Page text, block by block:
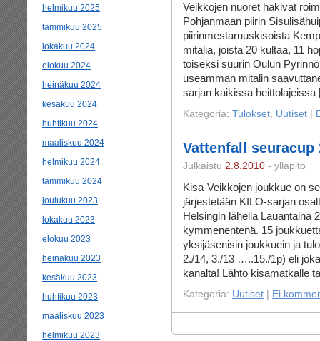
helmikuu 2025
tammikuu 2025
lokakuu 2024
elokuu 2024
heinäkuu 2024
kesäkuu 2024
huhtikuu 2024
maaliskuu 2024
helmikuu 2024
tammikuu 2024
joulukuu 2023
lokakuu 2023
elokuu 2023
heinäkuu 2023
kesäkuu 2023
huhtikuu 2023
maaliskuu 2023
helmikuu 2023
Veikkojen nuoret hakivat
Pohjanmaan piirin
piirinmestaruuskisoista
mitalia, joista 20 kultaa, 11
toiseksi suurin Oulun
useamman mitalin
sarjan kaikissa
Kategoria: Tulokset, Uutiset
Vattenfall seuracup
Julkaistu 2.8.2010 - ylläpito
Kisa-Veikkojen joukkue on
järjestetään KILO-sarjan
Helsingin lähellä Lauantaina
kymmenentenä. 15
yksijäsenisin joukkuein ja
2./14, 3./13 …..15./1p) eli
kanalta! Lähtö kisamatkalle
Kategoria: Uutiset Ei